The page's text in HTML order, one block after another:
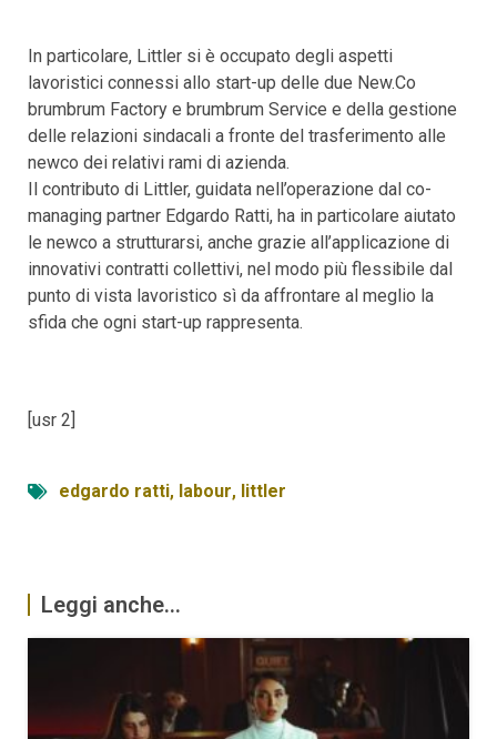
In particolare, Littler si è occupato degli aspetti
lavoristici connessi allo start-up delle due New.Co
brumbrum Factory e brumbrum Service e della gestione
delle relazioni sindacali a fronte del trasferimento alle
newco dei relativi rami di azienda.
Il contributo di Littler, guidata nell’operazione dal co-
managing partner Edgardo Ratti, ha in particolare aiutato
le newco a strutturarsi, anche grazie all’applicazione di
innovativi contratti collettivi, nel modo più flessibile dal
punto di vista lavoristico sì da affrontare al meglio la
sfida che ogni start-up rappresenta.
[usr 2]
edgardo ratti, labour, littler
Leggi anche...